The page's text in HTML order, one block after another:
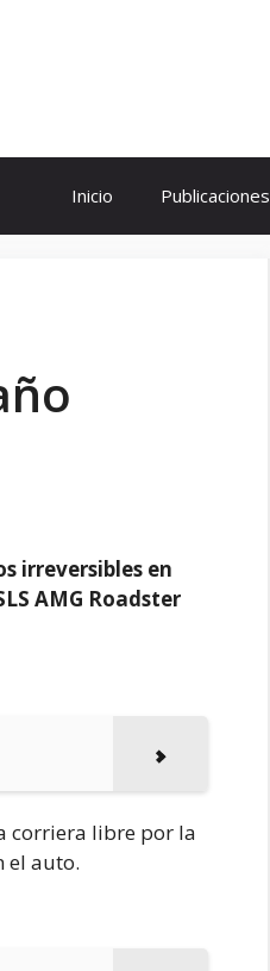
Inicio Publicaciones
irreversibles en
AMG Roadster
corriera libre por la
el auto.